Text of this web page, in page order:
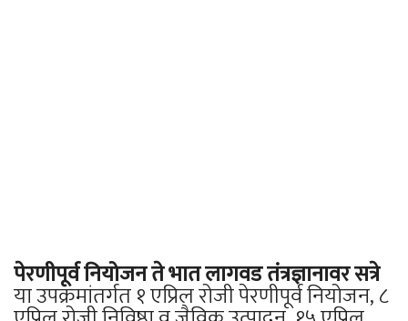
पेरणीपूर्व नियोजन ते भात लागवड तंत्रज्ञानावर सत्रे
या उपक्रमांतर्गत १ एप्रिल रोजी पेरणीपूर्व नियोजन, ८